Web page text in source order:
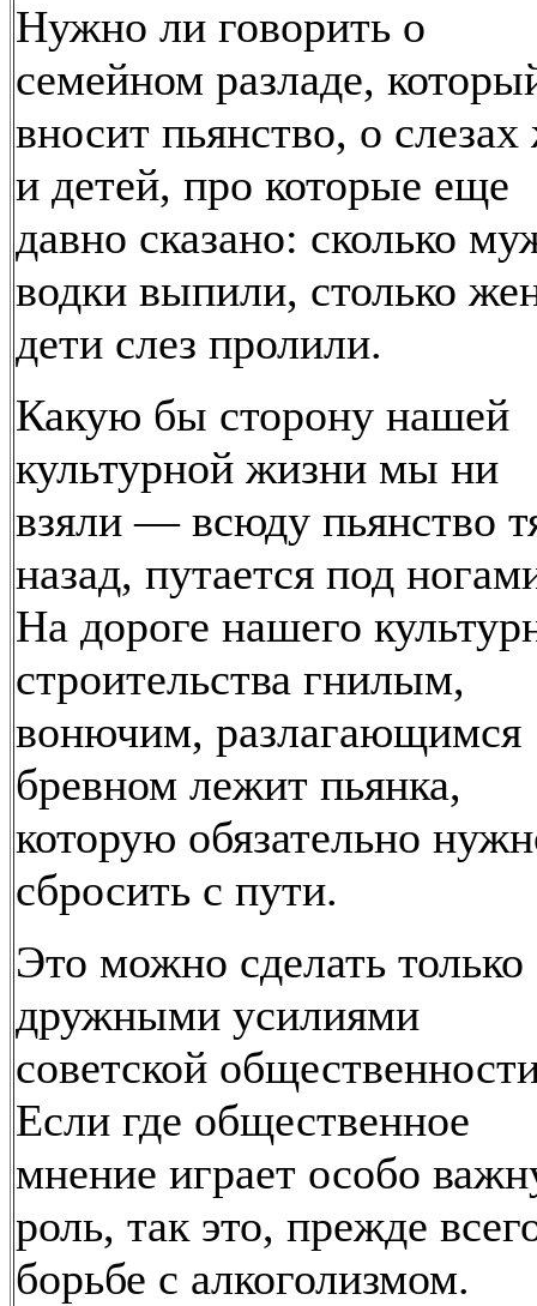
Нужно ли говорить о
семейном разладе,
вносит пьянство, о
и детей, про которые еще
давно сказано: сколько
водки выпили, столько
дети слез пролили.
Какую бы сторону нашей
культурной жизни мы ни
взяли — всюду пьянство
назад, путается под
На дороге нашего
строительства гнилым,
вонючим, разлагающимся
бревном лежит пьянка,
которую обязательно
сбросить с пути.
Это можно сделать только
дружными усилиями
советской
Если где общественное
мнение играет особо
роль, так это, прежде
борьбе с алкоголизмом.